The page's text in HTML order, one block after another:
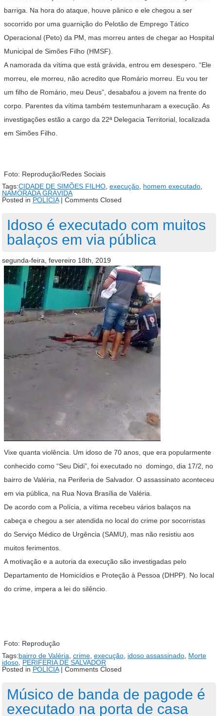
barriga. Na hora do ataque, houve pânico e ele chegou a ser
socorrido por uma guarnição do Pelotão de Emprego Tático
Operacional (Peto) da PM, mas morreu antes de chegar ao Hospital
Municipal de Simões Filho (HMSF).
A namorada da vítima que está grávida, entrou em desespero. “Ele
morreu, ele morreu, não acredito que Romário morreu. Eu vou ter
um filho de Romário, meu Deus”, desabafou a jovem na frente do
corpo. Parentes da vítima também testemunharam a execução. As
investigações estão a cargo da 22ª Delegacia Territorial, localizada
em Simões Filho.
Foto: Reprodução/Redes Sociais
Tags:CIDADE DE SIMÕES FILHO execução homem executado
NAMORADA GRÁVIDA
Posted in POLÍCIA| Comments Closed
Idoso é executado com muitos
balaços em via pública
segunda-feira, fevereiro 18th, 2019
Vixe quanta violência. Um idoso de 70 anos, que era popularmente
conhecido como “Seu Didi”, foi executado no domingo, dia 17/2, no
bairro de Valéria, na Periferia de Salvador. O assassinato aconteceu
em via pública, na Rua Nova Brasília de Valéria.
De acordo com a Polícia, a vítima recebeu vários balaços na
cabeça e chegou a ser atendida no local do crime por socorristas
do Serviço Médico de Urgência (SAMU), mas não resistiu aos
muitos ferimentos.
A motivação e a autoria da execução são investigadas pelo
Departamento de Homicídios e Proteção à Pessoa (DHPP). No local
do crime, impera a lei do silêncio.
Foto: Reprodução
Tags:bairro de Valéria crime execução idoso assassinado Morte
idoso PERIFERIA DE SALVADOR
Posted in POLÍCIA| Comments Closed
Músico de banda de pagode é
executado na porta de casa